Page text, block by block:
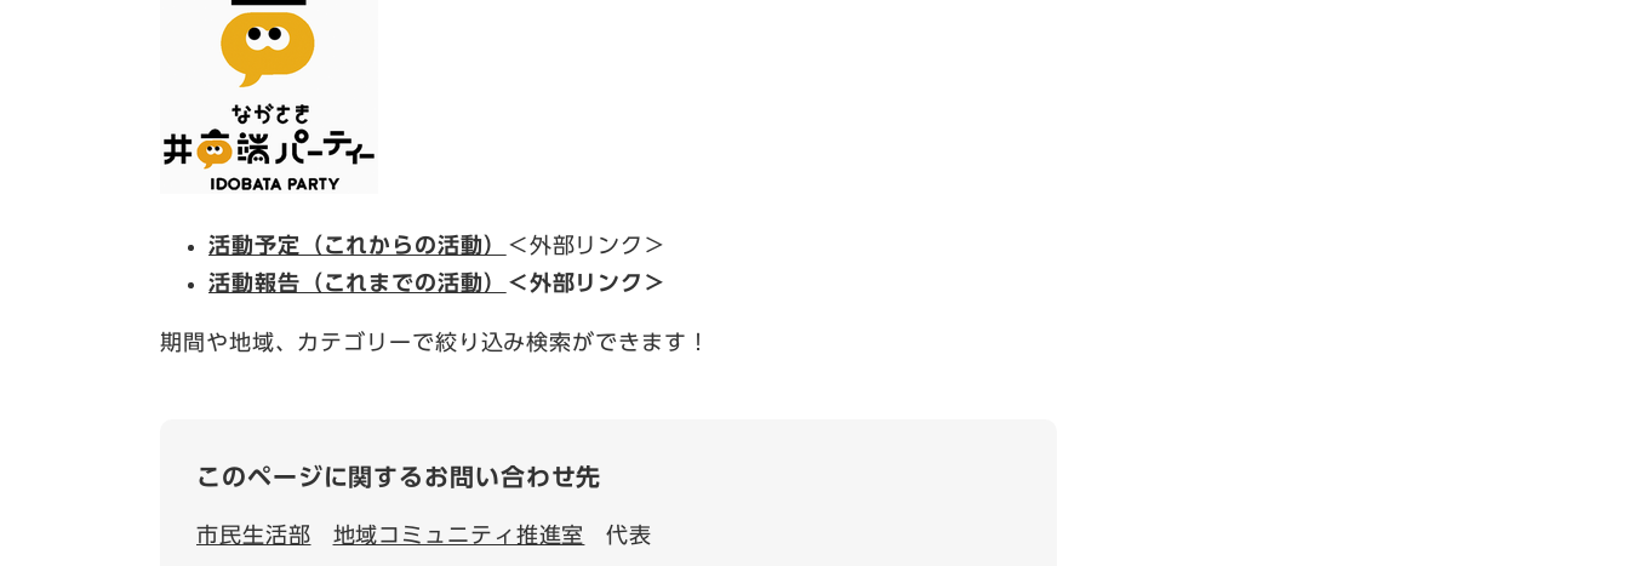
活動予定（これからの活動）
＜外部リンク＞
活動報告（これまでの活動）
＜外部リンク＞
期間や地域、カテゴリーで絞り込み検索ができます！
このページに関するお問い合わせ先
市民生活部 地域コミュニティ推進室 代表